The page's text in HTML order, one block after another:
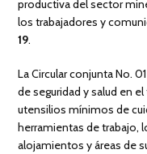
productiva del sector
los trabajadores y
19.
La Circular conjunta No.
de seguridad y salud en
utensilios mínimos de
herramientas de trabajo,
alojamientos y áreas de